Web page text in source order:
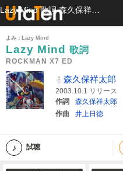
よみ：Lazy Mind
Lazy Mind 歌詞
ROCKMAN X7 ED
森久保祥太郎
2003.10.1 リリース
作詞
森久保祥太郎
作曲
井上日徳
試聴